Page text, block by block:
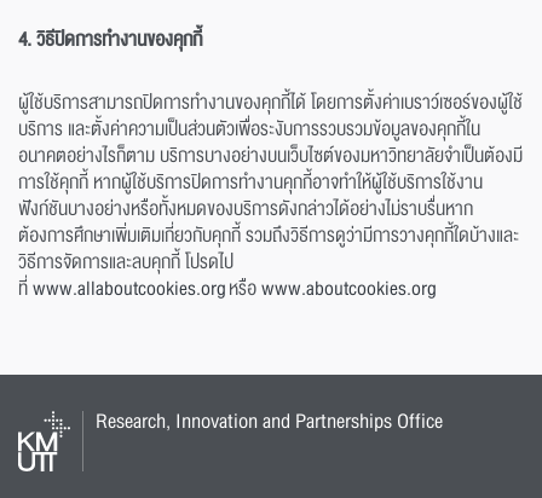
4. วิธีปิดการทำงานของคุกกี้
ผู้ใช้บริการสามารถปิดการทำงานของคุกกี้ได้ โดยการตั้งค่าเบราว์เซอร์ของผู้ใช้
บริการ และตั้งค่าความเป็นส่วนตัวเพื่อระงับการรวบรวมข้อมูลของคุกกี้ใน
อนาคตอย่างไรก็ตาม บริการบางอย่างบนเว็บไซต์ของมหาวิทยาลัยจำเป็นต้องมี
การใช้คุกกี้ หากผู้ใช้บริการปิดการทำงานคุกกี้อาจทำให้ผู้ใช้บริการใช้งาน
ฟังก์ชันบางอย่างหรือทั้งหมดของบริการดังกล่าวได้อย่างไม่ราบรื่นหาก
ต้องการศึกษาเพิ่มเติมเกี่ยวกับคุกกี้ รวมถึงวิธีการดูว่ามีการวางคุกกี้ใดบ้างและ
วิธีการจัดการและลบคุกกี้ โปรดไป
ที่www.allaboutcookies.orgหรือwww.aboutcookies.org
Research, Innovation and Partnerships Office